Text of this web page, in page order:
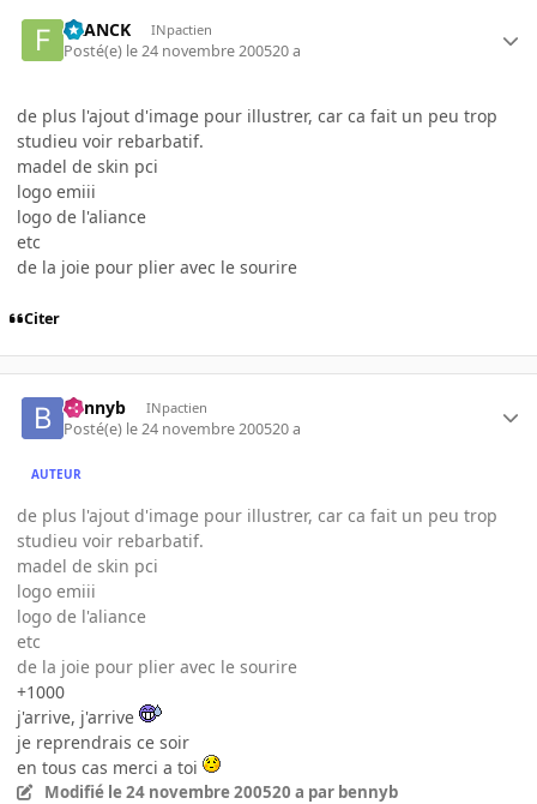
FRANCK INpactien
Posté(e) le 24 novembre 200520 a
de plus l'ajout d'image pour illustrer, car ca fait un peu trop
studieu voir rebarbatif.
madel de skin pci
logo emiii
logo de l'aliance
etc
de la joie pour plier avec le sourire
Citer
bennyb INpactien
Posté(e) le 24 novembre 200520 a
AUTEUR
de plus l'ajout d'image pour illustrer, car ca fait un peu trop
studieu voir rebarbatif.
madel de skin pci
logo emiii
logo de l'aliance
etc
de la joie pour plier avec le sourire
+1000
j'arrive, j'arrive
je reprendrais ce soir
en tous cas merci a toi
Modifié le 24 novembre 200520 a par bennyb